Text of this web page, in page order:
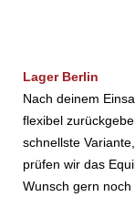
Lager Berlin
Nach deinem
flexibel
schnellste
prüfen wir das
Wunsch gern noch